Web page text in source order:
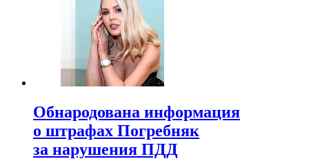
Обнародована информация
о штрафах Погребняк
за нарушения ПДД